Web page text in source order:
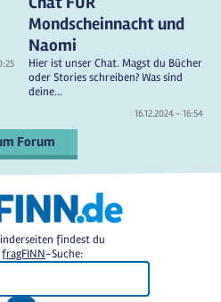
Mondscheinnacht und
Naomi
Hier ist unser Chat. Magst du Bücher
oder Stories schreiben? Was sind
deine...
16.12.2024 - 16:54
Forum
findest du
fragFINN-Suche: